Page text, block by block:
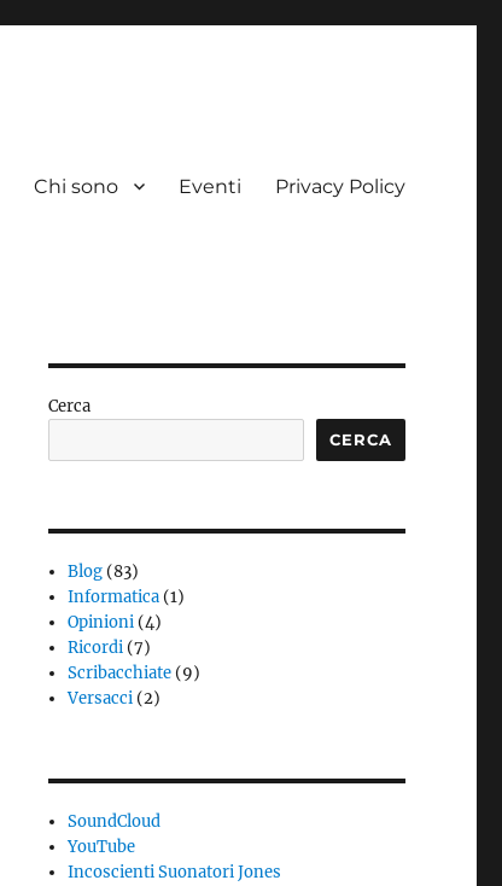
Chi sono Eventi Privacy Policy
Cerca
CERCA
Blog (83)
Informatica (1)
Opinioni (4)
Ricordi (7)
Scribacchiate (9)
Versacci (2)
SoundCloud
YouTube
Incoscienti Suonatori Jones